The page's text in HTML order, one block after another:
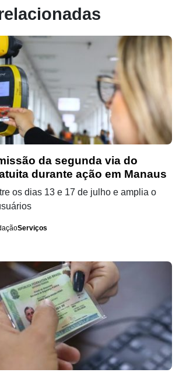
da segunda via do
durante ação em Manaus
os dias 13 e 17 de julho e amplia o
Serviços